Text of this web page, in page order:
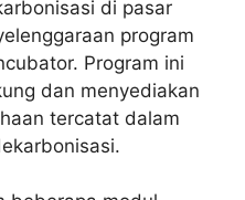
di pasar
program
Program ini
dan menyediakan
tercatat dalam